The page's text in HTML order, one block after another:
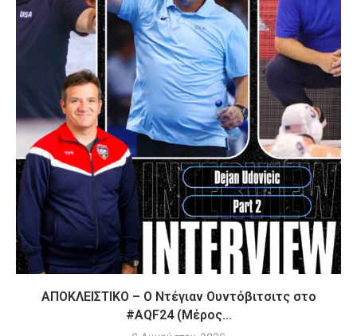
ΑΠΟΚΛΕΙΣΤΙΚΟ – Ο Ντέγιαν Ουντόβιτσιτς στο
#AQF24 (Μέρος...